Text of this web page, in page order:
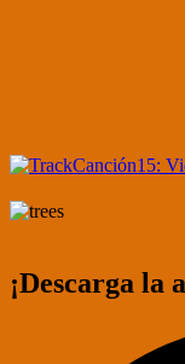
Canción15:
¡Descarga la